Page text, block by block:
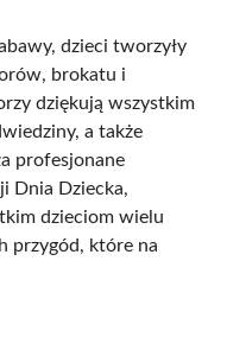
dzieci tworzyły
brokatu i
dziękują wszystkim
a także
profesjonane
Dnia Dziecka,
dzieciom wielu
przygód, które na